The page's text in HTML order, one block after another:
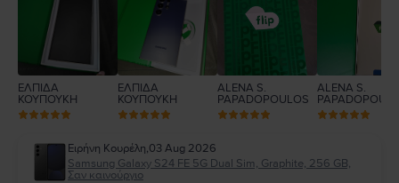
ΕΛΠΙΔΑ
ΚΟΥΠΟΥΚΗ
ΕΛΠΙΔΑ
ΚΟΥΠΟΥΚΗ
ALENA S.
PAPADOPOULOS
ALENA S.
Ειρήνη Κουρέλη,03 Aug 2026
Samsung Galaxy S24 FE 5G Dual Sim, Graphite, 256 GB,
Σαν καινούργιο